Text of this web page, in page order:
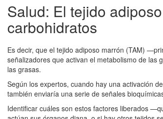
Salud: El tejido
carbohidratos
Es decir, que el tejido adiposo marrón (TAM)
señalizadores que activan el metabolismo de las
las grasas.
Según los expertos, cuando hay una activación
también enviaría una serie de señales
Identificar cuáles son estos factores liberados